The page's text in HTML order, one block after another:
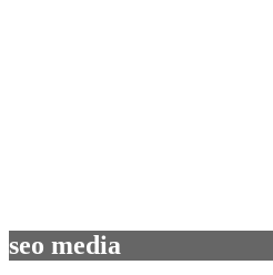
seo media